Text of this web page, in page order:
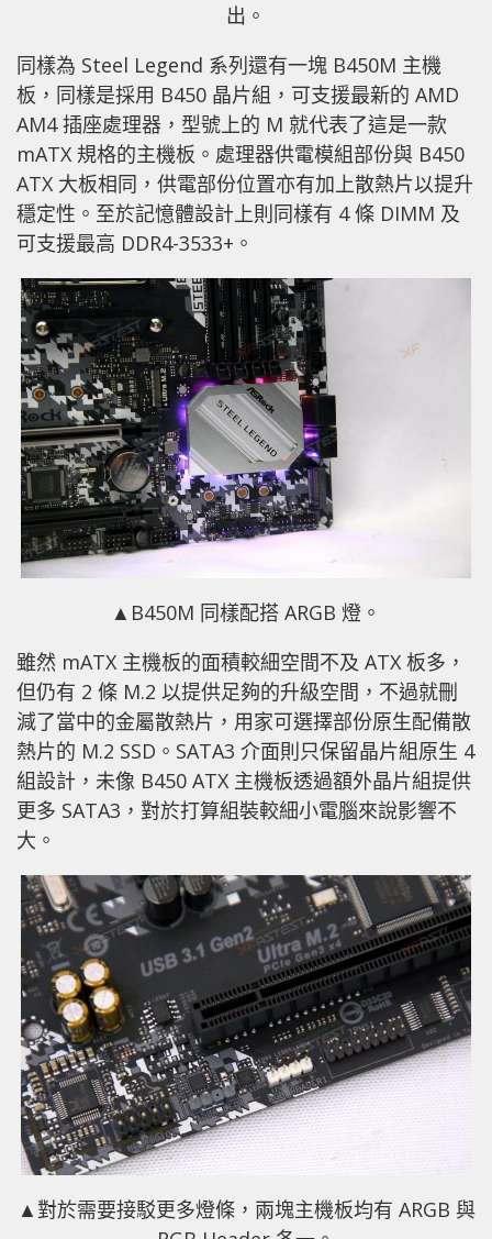
出。
同樣為 Steel Legend 系列還有一塊 B450M 主機
板，同樣是採用 B450 晶片組，可支援最新的 AMD
AM4 插座處理器，型號上的 M 就代表了這是一款
mATX 規格的主機板。處理器供電模組部份與 B450
ATX 大板相同，供電部份位置亦有加上散熱片以提升
穩定性。至於記憶體設計上則同樣有 4 條 DIMM 及
可支援最高 DDR4-3533+。
▲B450M 同樣配搭 ARGB 燈。
雖然 mATX 主機板的面積較細空間不及 ATX 板多，
但仍有 2 條 M.2 以提供足夠的升級空間，不過就刪
減了當中的金屬散熱片，用家可選擇部份原生配備散
熱片的 M.2 SSD。SATA3 介面則只保留晶片組原生 4
組設計，未像 B450 ATX 主機板透過額外晶片組提供
更多 SATA3，對於打算組裝較細小電腦來說影響不
大。
▲對於需要接駁更多燈條，兩塊主機板均有 ARGB 與